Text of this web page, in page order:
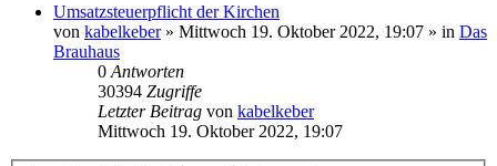
Umsatzsteuerpflicht der Kirchen
von kabelkeber» Mittwoch 19. Oktober 2022, 19:07 » in Das
Brauhaus
0 Antworten
30394 Zugriffe
Letzter Beitrag von kabelkeber
Mittwoch 19. Oktober 2022, 19:07